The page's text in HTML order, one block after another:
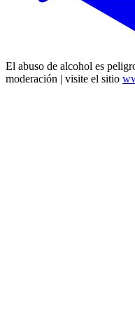
El abuso de alcohol es
moderación | visite el sitio